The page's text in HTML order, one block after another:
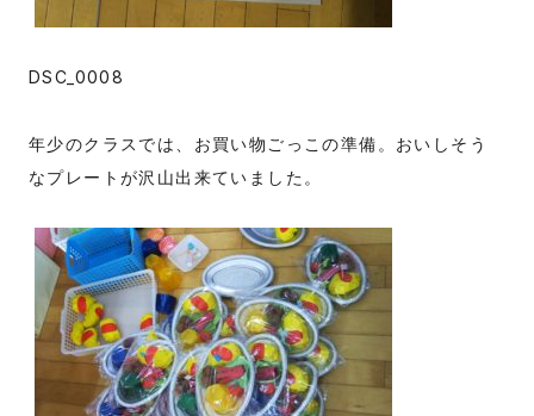
DSC_0008
年少のクラスでは、お買い物ごっこの準備。おいしそう
なプレートが沢山出来ていました。